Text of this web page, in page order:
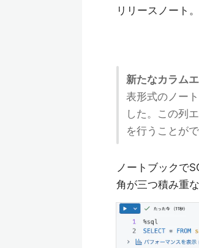
リリースノート。
新たなカラム
表形式のノー
した。この列
を行うことがで
ノートブックで
角が三つ積み重